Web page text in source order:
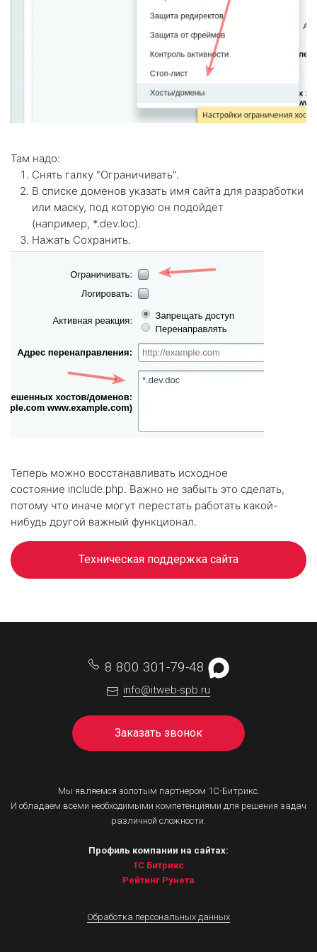
Там надо:
Снять галку "Ограничивать".
В списке доменов указать имя сайта для разработки
или маску, под которую он подойдет
(например, *.dev.loc).
Нажать Сохранить.
Теперь можно восстанавливать исходное
состояние include.php. Важно не забыть это сделать,
потому что иначе могут перестать работать какой-
нибудь другой важный функционал.
Техническая поддержка сайта
8 800 301-79-48
info@itweb-spb.ru
Заказать звонок
Мы являемся золотым партнером 1С-Битрикс.
И обладаем всеми необходимыми компетенциями для решения задач
различной сложности.
Профиль компании на сайтах:
1С Битрикс
Рейтинг Рунета
Обработка персональных данных